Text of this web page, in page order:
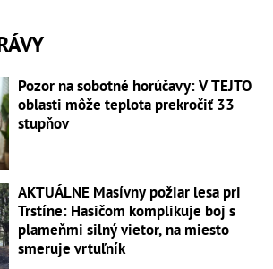
Pozor na sobotné horúčavy: V TEJTO
oblasti môže teplota prekročiť 33
stupňov
AKTUÁLNE Masívny požiar lesa pri
Trstíne: Hasičom komplikuje boj s
plameňmi silný vietor, na miesto
smeruje vrtuľník